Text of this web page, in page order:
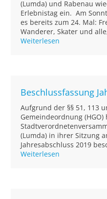
(Lumda) und Rabenau
Erlebnistag ein. Am
es bereits zum 24. Mal:
Wanderer, Skater und
Weiterlesen
Beschlussfassung
Aufgrund der §§ 51, 113
Gemeindeordnung (HGO)
(Lumda) in ihrer Sitzung
Jahresabschluss 2019
Weiterlesen